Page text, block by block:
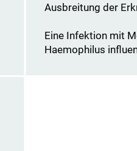
Ausbreitung der
Eine Infektion mit
Haemophilus